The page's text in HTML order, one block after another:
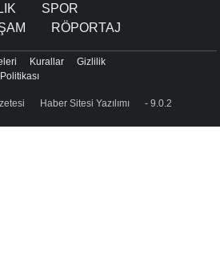
SPOR
RÖPORTAJ
Haber Sitesi Yazılımı - 9.0.2
Kurallar
Gizlilik